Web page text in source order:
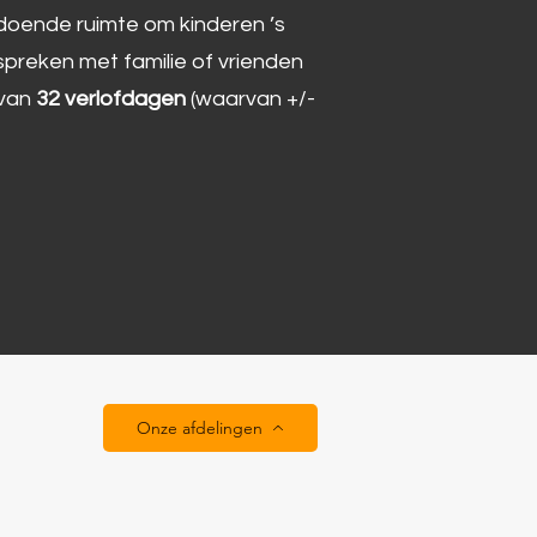
ruimte om kinderen ’s
met familie of vrienden
32 verlofdagen (waarvan +/-
Onze afdelingen